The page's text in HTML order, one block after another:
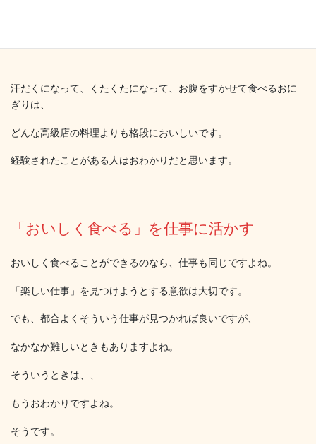
汗だくになって、くたくたになって、お腹をすかせて食べるおに
ぎりは、
どんな高級店の料理よりも格段においしいです。
経験されたことがある人はおわかりだと思います。
「おいしく食べる」を仕事に活かす
おいしく食べることができるのなら、仕事も同じですよね。
「楽しい仕事」を見つけようとする意欲は大切です。
でも、都合よくそういう仕事が見つかれば良いですが、
なかなか難しいときもありますよね。
そういうときは、、
もうおわかりですよね。
そうです。